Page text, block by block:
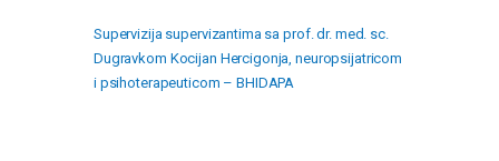
Supervizija supervizantima sa prof. dr. med. sc.
Dugravkom Kocijan Hercigonja, neuropsijatricom
i psihoterapeuticom – BHIDAPA